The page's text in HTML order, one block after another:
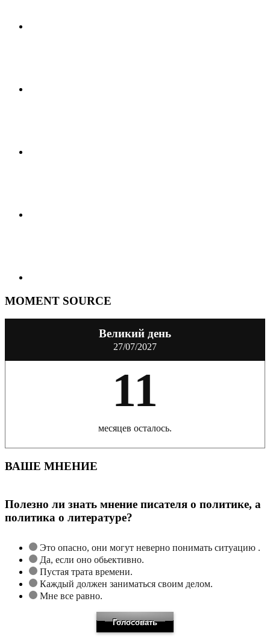
MOMENT SOURCE
Великий день
27/07/2027
11
месяцев осталось.
ВАШЕ МНЕНИЕ
Полезно ли знать мнение писателя о политике, а
политика о литературе?
Это опасно, они могут неверно понимать ситуацию .
Да, если оно обьективно.
Пустая трата времени.
Каждый должен заниматься своим делом.
Мне все равно.